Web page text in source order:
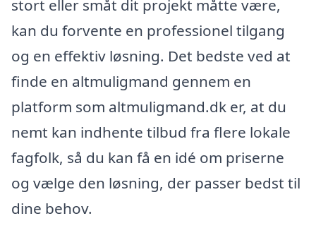
stort eller småt dit projekt måtte være,
kan du forvente en professionel tilgang
og en effektiv løsning. Det bedste ved at
finde en altmuligmand gennem en
platform som altmuligmand.dk er, at du
nemt kan indhente tilbud fra flere lokale
fagfolk, så du kan få en idé om priserne
og vælge den løsning, der passer bedst til
dine behov.